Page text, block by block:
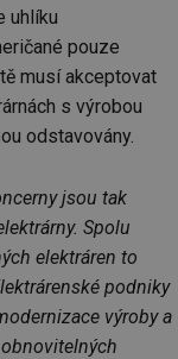
uhlíku
pouze
musí akceptovat
s výrobou
odstavovány.
jsou tak
Spolu
elektráren to
podniky
výroby a